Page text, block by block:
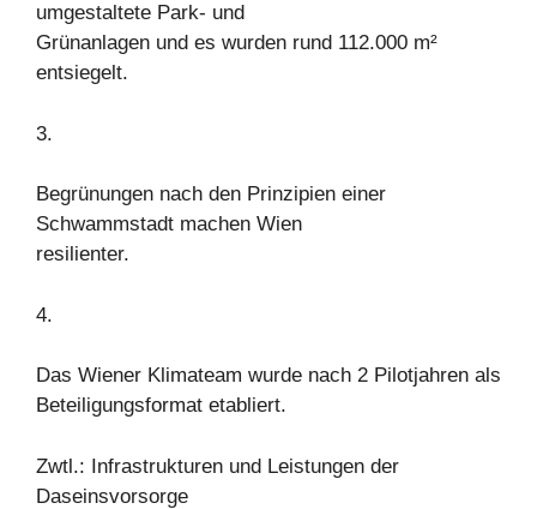
umgestaltete Park- und
Grünanlagen und es wurden rund 112.000 m²
entsiegelt.
3.
Begrünungen nach den Prinzipien einer
Schwammstadt machen Wien
resilienter.
4.
Das Wiener Klimateam wurde nach 2 Pilotjahren als
Beteiligungsformat etabliert.
Zwtl.: Infrastrukturen und Leistungen der
Daseinsvorsorge